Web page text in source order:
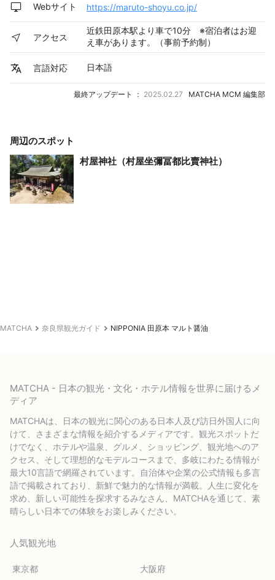
Webサイト https://maruto-shoyu.co.jp/
アクセス
近鉄田原本駅より車で10分 ※宿泊者はお迎
え車があります。（事前予約制）
言語対応 日本語
最終アップデート ： 2025.02.27 MATCHA MCM 編集部
周辺のスポット
村屋神社（村屋坐彌冨都比賣神社）
MATCHA 奈良県観光ガイド NIPPONIA 田原本 マルト醤油
MATCHA - 日本の観光・文化・ホテル情報を世界に届けるメ
ディア
MATCHAは、日本の観光に関心のある日本人及び訪日外国人に向
けて、さまざまな情報を紹介するメディアです。観光スポットだ
けでなく、ホテルや温泉、グルメ、ショッピング、観光地へのア
クセス、そして理想的なモデルコースまで、多岐にわたる情報が
最大10言語で網羅されています。自治体や企業の公式情報も多言
語で掲載されており、新鮮で魅力的な情報が満載。人生に変化を
求め、新しい可能性を探求するみなさん、MATCHAを通じて、素
晴らしい日本での体験をお楽しみください。
人気観光地
東京都 大阪府